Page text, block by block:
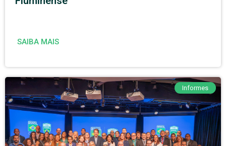
SAIBA MAIS
Informes